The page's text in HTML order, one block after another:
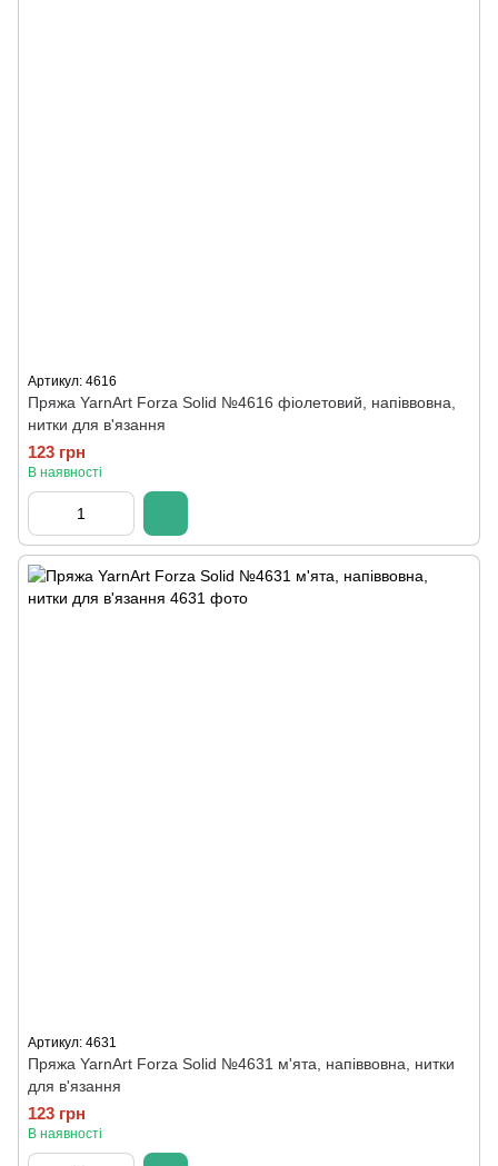
Артикул: 4616
Пряжа YarnArt Forza Solid №4616 фіолетовий, напіввовна,
нитки для в'язання
123 грн
В наявності
Артикул: 4631
Пряжа YarnArt Forza Solid №4631 м'ята, напіввовна, нитки
для в'язання
123 грн
В наявності